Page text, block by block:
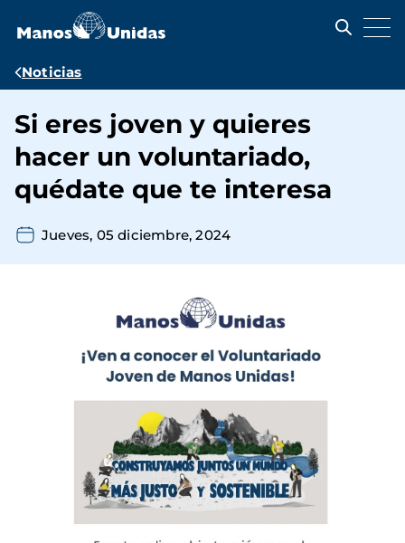
contenido
Ruta
navegación
Noticias
Si eres joven y quieres
hacer un voluntariado,
quédate que te interesa
Jueves, 05 diciembre, 2024